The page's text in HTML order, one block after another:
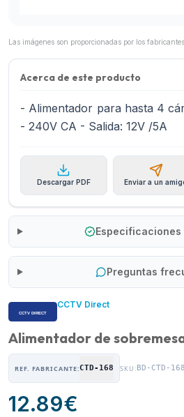
Acerca de este producto
- Alimentador para hasta 4
- 240V CA - Salida: 12V /5A
Descargar PDF Enviar a un
Especificaciones
Preguntas
CCTV Direct
Alimentador de
REF. FABRICANTE:CTD-168 SKU:BD-CTD-168
12.89€